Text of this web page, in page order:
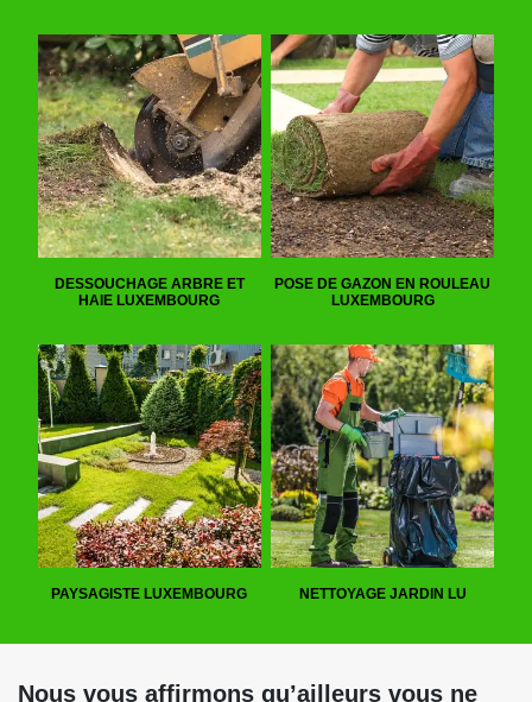
DESSOUCHAGE ARBRE ET
HAIE LUXEMBOURG
POSE DE GAZON EN ROULEAU
LUXEMBOURG
PAYSAGISTE LUXEMBOURG NETTOYAGE JARDIN LU
Nous vous affirmons qu’ailleurs vous ne